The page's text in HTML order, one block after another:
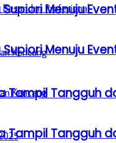
Menuju
Tampil Tangguh
Menuju
Tampil Tangguh